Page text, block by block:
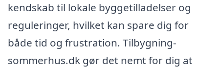
kendskab til lokale byggetilladelser og
reguleringer, hvilket kan spare dig for
både tid og frustration. Tilbygning-
sommerhus.dk gør det nemt for dig at